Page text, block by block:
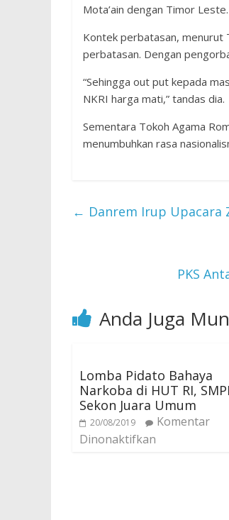
Mota’ain dengan Timor
Kontek perbatasan, menurut
perbatasan. Dengan
“Sehingga out put kepada
NKRI harga mati,” tandas dia.
Sementara Tokoh Agama
menumbuhkan rasa
← Danrem Irup Upacara
PKS
Anda Juga
Lomba Pidato Bahaya
Narkoba di HUT RI,
Sekon Juara Umum
20/08/2019
Komentar
Dinonaktifkan